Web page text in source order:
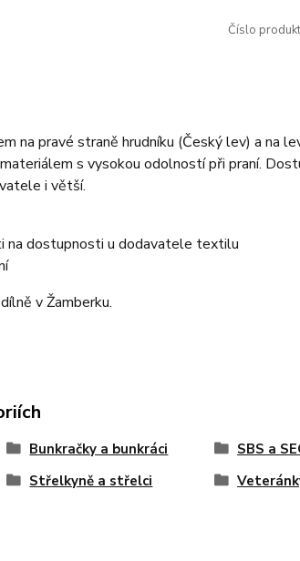
Číslo
na pravé straně hrudníku (Český lev) a na
s vysokou odolností při praní.
i větší.
dostupnosti u dodavatele textilu
v Žamberku.
Bunkračky a bunkráci SBS a
Střelkyně a střelci